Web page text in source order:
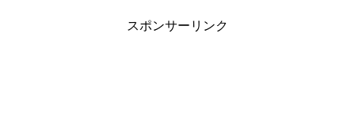
スポンサーリンク